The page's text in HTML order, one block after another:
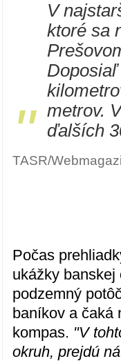
"
V
ktoré sa
metrov.
ďalších
TASR/
Počas
ukážky
podzemný
baníkov a čaká
kompas. "V
okruh, prejdú